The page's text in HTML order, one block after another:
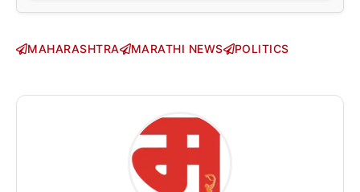
MAHARASHTRA MARATHI NEWS POLITICS